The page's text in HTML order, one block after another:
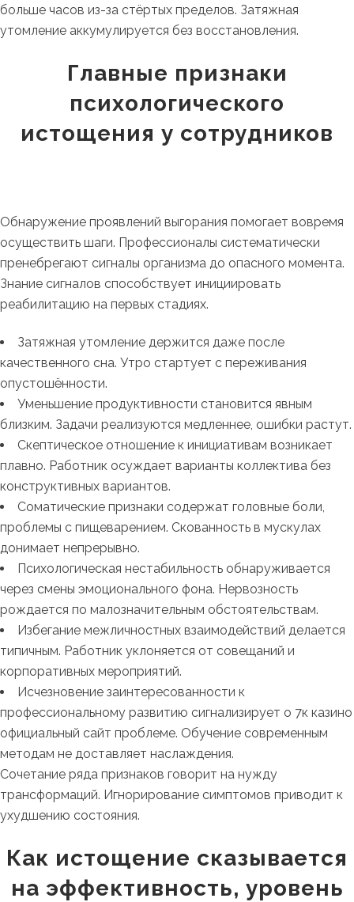
больше часов из-за стёртых пределов. Затяжная
утомление аккумулируется без восстановления.
Главные признаки
психологического
истощения у сотрудников
Обнаружение проявлений выгорания помогает вовремя
осуществить шаги. Профессионалы систематически
пренебрегают сигналы организма до опасного момента.
Знание сигналов способствует инициировать
реабилитацию на первых стадиях.
Затяжная утомление держится даже после
качественного сна. Утро стартует с переживания
опустошённости.
Уменьшение продуктивности становится явным
близким. Задачи реализуются медленнее, ошибки растут.
Скептическое отношение к инициативам возникает
плавно. Работник осуждает варианты коллектива без
конструктивных вариантов.
Соматические признаки содержат головные боли,
проблемы с пищеварением. Скованность в мускулах
донимает непрерывно.
Психологическая нестабильность обнаруживается
через смены эмоционального фона. Нервозность
рождается по малозначительным обстоятельствам.
Избегание межличностных взаимодействий делается
типичным. Работник уклоняется от совещаний и
корпоративных мероприятий.
Исчезновение заинтересованности к
профессиональному развитию сигнализирует о 7к казино
официальный сайт проблеме. Обучение современным
методам не доставляет наслаждения.
Сочетание ряда признаков говорит на нужду
трансформаций. Игнорирование симптомов приводит к
ухудшению состояния.
Как истощение сказывается
на эффективность, уровень